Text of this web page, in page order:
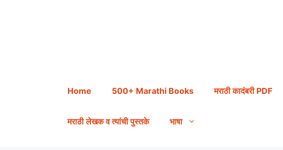
Home 500+ Marathi Books मराठी कादंबरी PDF
मराठी लेखक व त्यांची पुस्तके भाषा